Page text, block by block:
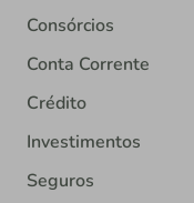
Consórcios
Conta Corrente
Crédito
Investimentos
Seguros